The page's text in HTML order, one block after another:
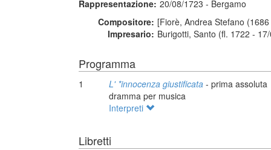
Rappresentazione: 20/08/1723 - Bergamo
Compositore: [Fiorè, Andrea Stefano
Impresario: Burigotti, Santo (fl. 1722 -
Programma
1 L' *innocenza giustificata - prima assoluta
dramma per musica
Interpreti
Libretti